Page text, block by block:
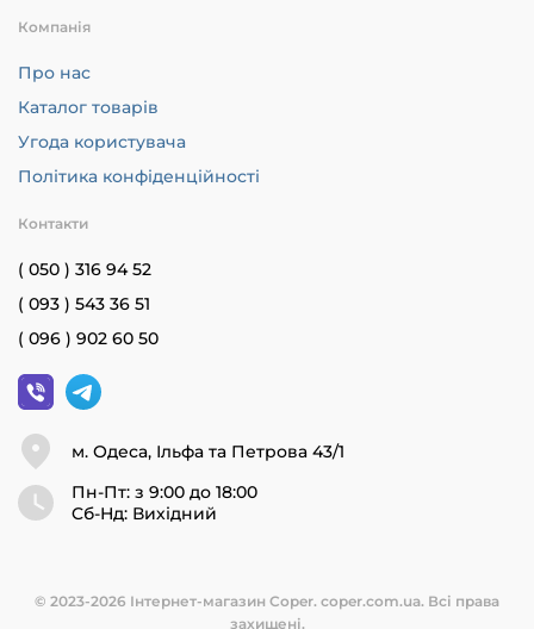
Компанія
Про нас
Каталог товарів
Угода користувача
Політика конфіденційності
Контакти
( 050 ) 316 94 52
( 093 ) 543 36 51
( 096 ) 902 60 50
м. Одеса, Ільфа та Петрова 43/1
Пн-Пт: з 9:00 до 18:00
Cб-Нд: Вихідний
© 2023-2026 Інтернет-магазин Coper. coper.com.ua. Всі права
захищені.